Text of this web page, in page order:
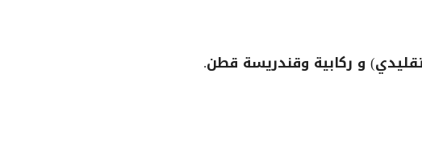
و ركابية وقندريسة قطن.